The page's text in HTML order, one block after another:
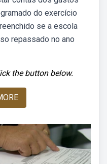
do exercício
se a escola
repassado no ano
the button below.